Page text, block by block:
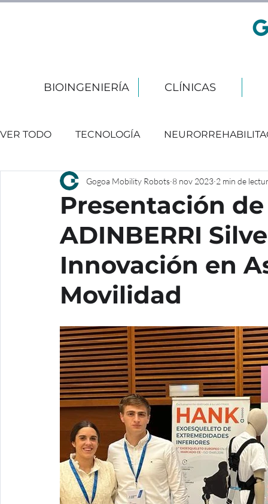
BIOINGENIERÍA CLÍNICAS
VER TODO TECNOLOGÍA
EVENTOS
Presentación
ADINBERRI
Innovación en
Movilidad
Gogoa Mobility Robots 8 nov 2023 2 min de